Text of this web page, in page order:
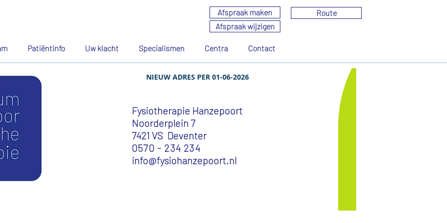
Afspraak maken
Route
Afspraak wijzigen
Patiëntinfo Uw klacht Specialismen Centra Contact
HanzePoort
Fysiotherapie Centrum Ceintuurbaan
NIEUW ADRES PER 01-06-2026
Fysiotherapie Hanzepoort
Noorderplein 7
7421 VS Deventer
0570 - 234 234
info@fysiohanzepoort.nl